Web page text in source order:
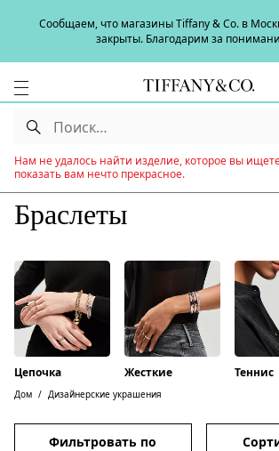
Сообщаем, что магазины Tiffany & Co. в
закрыты. Благодарим за
Нам не удалось найти изделие, которое вы
показать вам нечто прекрасное.
Браслеты
Цепочка Жесткие Теннис
Дом Дизайнерские украшения
Фильтровать по